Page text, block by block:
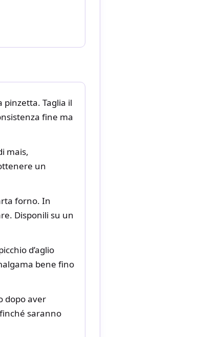
Taglia il
fine ma
mais,
un
forno. In
Disponili su un
d’aglio
bene fino
dopo aver
saranno